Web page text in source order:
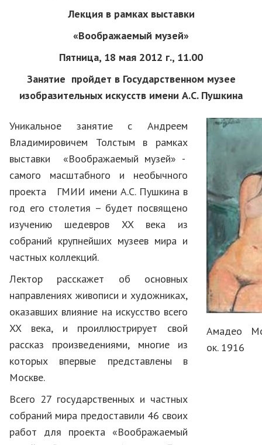
Лекция в рамках выставки
«Воображаемый музей»
Пятница, 18 мая 2012 г., 11.00
Занятие пройдет вГосударственном музее
изобразительных искусств имени А.С. Пушкина
Уникальное занятие с Андреем
Владимировичем Толстым в рамках
выставки «Воображаемый музей» -
самого масштабного и необычного
проекта ГМИИ имени А.С. Пушкина в
год его столетия – будет посвящено
изучению шедевров XX века из
собраний крупнейших музеев мира и
частных коллекций.
Лектор расскажет об основных
направлениях живописи и художниках,
оказавших влияние на искусство всего
XX века, и проиллюстрирует свой
рассказ произведениями, многие из
которых впервые представлены в
Москве.
Всего 27 государственных и частных
собраний мира предоставили 46 своих
работ для проекта «Воображаемый
Амадео
ок. 1916